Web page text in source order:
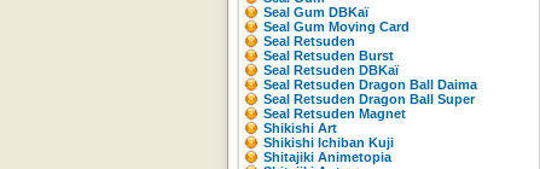
Seal Gum DBKaï
Seal Gum Moving Card
Seal Retsuden
Seal Retsuden Burst
Seal Retsuden DBKaï
Seal Retsuden Dragon Ball Daima
Seal Retsuden Dragon Ball Super
Seal Retsuden Magnet
Shikishi Art
Shikishi Ichiban Kuji
Shitajiki Animetopia